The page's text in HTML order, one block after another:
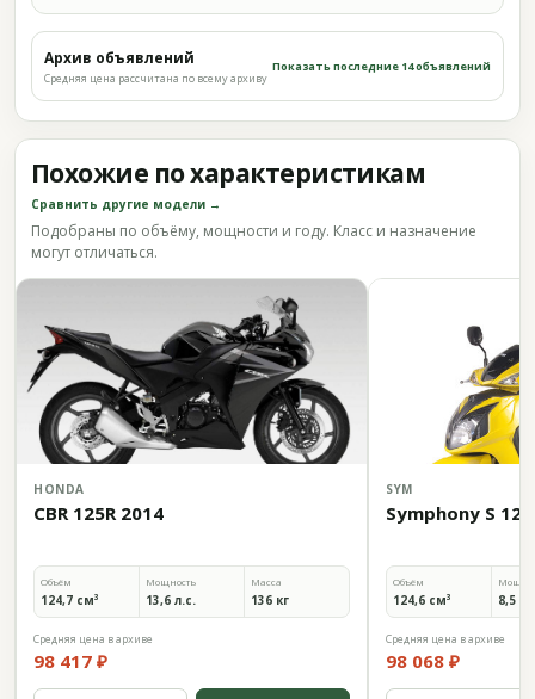
Архив объявлений
Средняя цена рассчитана по всему архиву
Показать последние 14 объявлений
Похожие по характеристикам
Сравнить другие модели →
Подобраны по объёму, мощности и году. Класс и назначение
могут отличаться.
HONDA
CBR 125R 2014
Объём
124,7 см³
Мощность
13,6 л.с.
Масса
136 кг
Средняя цена в архиве
98 417 ₽
SYM
Symphony S
Объём
124,6 см³ 8,5
Средняя цена в архиве
98 068 ₽